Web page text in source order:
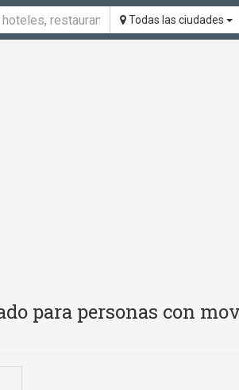
Todas las ciudades
para personas con